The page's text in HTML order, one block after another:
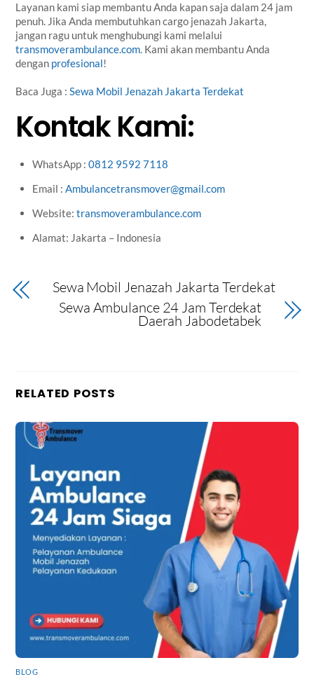
Layanan kami siap membantu Anda kapan saja dalam 24 jam
penuh. Jika Anda membutuhkan cargo jenazah Jakarta,
jangan ragu untuk menghubungi kami melalui
transmoverambulance.com. Kami akan membantu Anda
dengan profesional!
Baca Juga : Sewa Mobil Jenazah Jakarta Terdekat
Kontak Kami:
WhatsApp :0812 9592 7118
Email :Ambulancetransmover@gmail.com
Website:transmoverambulance.com
Alamat: Jakarta – Indonesia
Sewa Mobil Jenazah Jakarta Terdekat
Sewa Ambulance 24 Jam Terdekat
Daerah Jabodetabek
RELATED POSTS
BLOG